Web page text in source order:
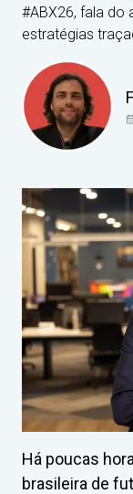
#ABX26, fala do
estratégias
Há poucas
brasileira de